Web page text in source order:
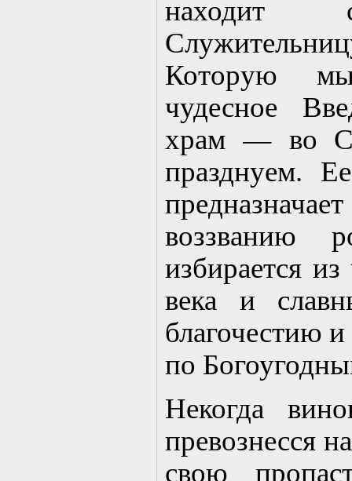
находит
Которую
чудесное
храм — во
празднуем.
воззванию
избирается
века и
благочестию
по
Некогда
превознесся
свою